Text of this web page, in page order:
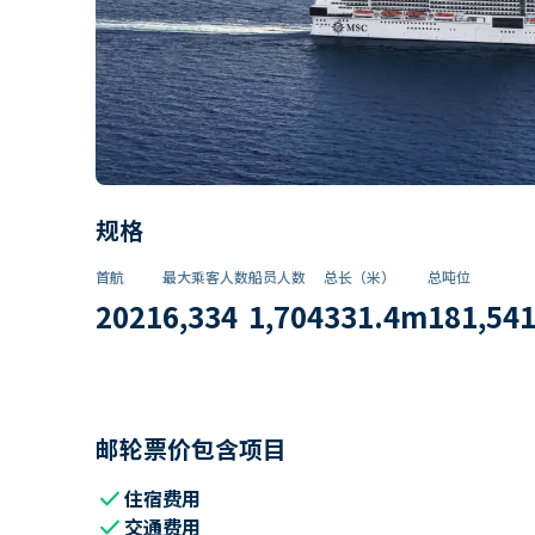
规格
首航
2021
最大乘客人数
6,334
船员人数
1,704
总长（米）
331.4m
总吨位
181,541
邮轮票价包含项目
check住宿费用
check 交通费用